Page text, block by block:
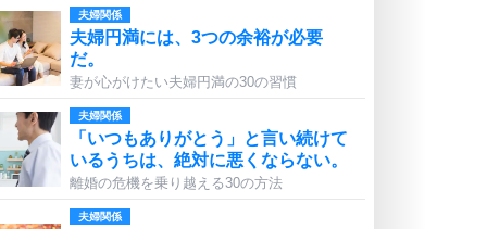
夫婦関係
夫婦円満には、3つの余裕が必要
だ。
妻が心がけたい夫婦円満の30の習慣
夫婦関係
「いつもありがとう」と言い続けて
いるうちは、絶対に悪くならない。
離婚の危機を乗り越える30の方法
夫婦関係